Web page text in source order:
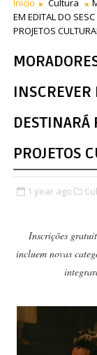
Início Cultura
EM EDITAL DO
PROJETOS
INSCREVER
DESTINARÁ
PROJETOS
1 year ago
Inscrições
incluem novas